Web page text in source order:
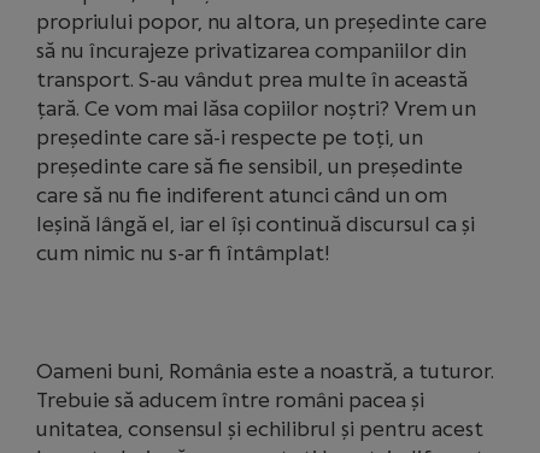
propriului popor, nu altora, un președinte care
să nu încurajeze privatizarea companiilor din
transport. S-au vândut prea multe în această
țară. Ce vom mai lăsa copiilor noștri? Vrem un
președinte care să-i respecte pe toți, un
președinte care să fie sensibil, un președinte
care să nu fie indiferent atunci când un om
leșină lângă el, iar el își continuă discursul ca și
cum nimic nu s-ar fi întâmplat!
Oameni buni, România este a noastră, a tuturor.
Trebuie să aducem între români pacea și
unitatea, consensul și echilibrul și pentru acest